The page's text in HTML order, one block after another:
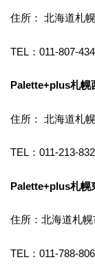
住所： 北海道札
TEL：011-807-
Palette+plus札幌
住所： 北海道札
TEL：011-213-
Palette+plus札幌
住所：北海道札
TEL：011-788-